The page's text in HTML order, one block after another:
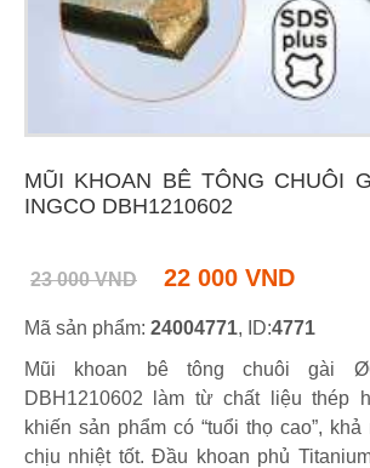
MŨI KHOAN BÊ TÔNG CHUÔI
INGCO DBH1210602
23 000 VND 22 000 VND
Mã sản phẩm: 24004771, ID:4771
Mũi khoan bê tông chuôi gài
DBH1210602 làm từ chất liệu thép
khiến sản phẩm có “tuổi thọ cao”,
chịu nhiệt tốt. Đầu khoan phủ